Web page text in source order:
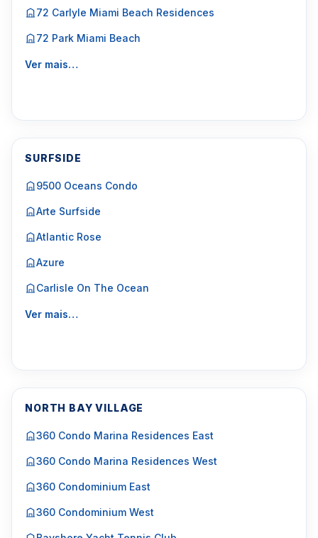
72 Carlyle Miami Beach Residences
72 Park Miami Beach
Ver mais…
SURFSIDE
9500 Oceans Condo
Arte Surfside
Atlantic Rose
Azure
Carlisle On The Ocean
Ver mais…
NORTH BAY VILLAGE
360 Condo Marina Residences East
360 Condo Marina Residences West
360 Condominium East
360 Condominium West